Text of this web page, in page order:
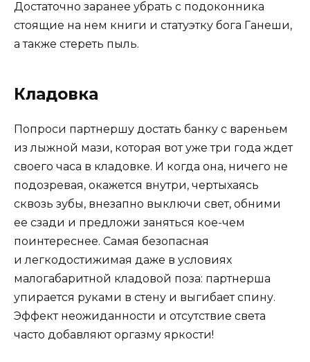
Достаточно заранее убрать с подоконника
стоящие на нем книги и статуэтку бога Ганеши,
а также стереть пыль.
Кладовка
Попроси партнершу достать банку с вареньем
из лыжной мази, которая вот уже три года ждет
своего часа в кладовке. И когда она, ничего не
подозревая, окажется внутри, чертыхаясь
сквозь зубы, внезапно выключи свет, обними
ее сзади и предложи заняться кое-чем
поинтереснее. Самая безопасная
и легкодостижимая даже в условиях
малогабаритной кладовой поза: партнерша
упирается руками в стену и выгибает спину.
Эффект неожиданности и отсутствие света
часто добавляют оргазму яркости!